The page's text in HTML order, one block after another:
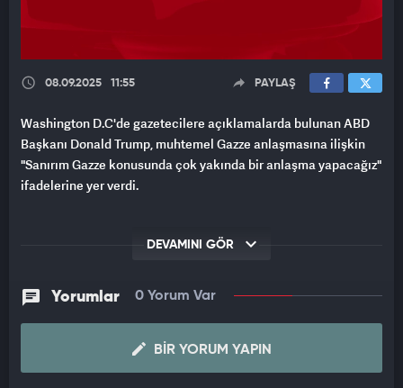
08.09.2025 11:55 PAYLAŞ
Washington D.C'de gazetecilere açıklamalarda bulunan ABD
Başkanı Donald Trump, muhtemel Gazze anlaşmasına ilişkin
"Sanırım Gazze konusunda çok yakında bir anlaşma yapacağız"
ifadelerine yer verdi.
DEVAMINI GÖR
Yorumlar 0 Yorum Var
BIR YORUM YAPIN